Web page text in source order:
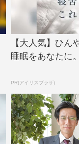
【大人気】ひん
睡眠をあなたに。
PR(アイリスプラザ)